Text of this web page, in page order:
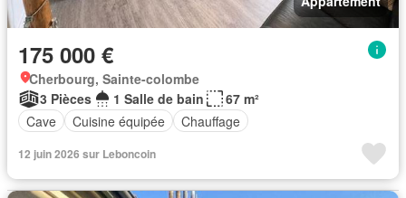
175 000 €
Cherbourg, Sainte-colombe
3 Pièces
1 Salle de bain
67 m²
Cave
Cuisine équipée Chauffage
12 juin 2026 sur Leboncoin